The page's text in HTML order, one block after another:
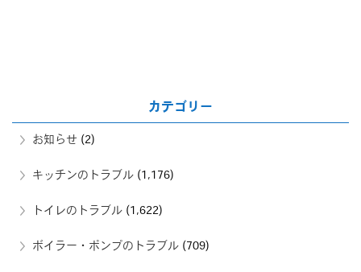
カテゴリー
お知らせ (2)
キッチンのトラブル (1,176)
トイレのトラブル (1,622)
ボイラー・ポンプのトラブル (709)